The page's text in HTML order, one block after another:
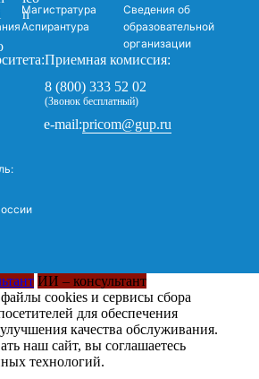
Магистратура
Аспирантура
Сведения об
образовательной
организации
Приемная комиссия:
8 (800) 333 52 02
(Звонок бесплатный)
e-mail:pricom@gup.ru
ИИ – консультант
cookies и сервисы сбора
для обеспечения
качества обслуживания.
наш сайт, вы соглашаетесь
технологий.